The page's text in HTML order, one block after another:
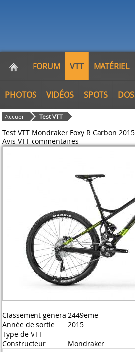
FORUM VTT MATÉRIEL
PHOTOS VIDÉOS SPOTS
Accueil Test VTT
Test VTT Mondraker Foxy R Carbon 2015
Avis VTT commentaires
Classement général2449ème
Année de sortie
2015
Type de VTT
Constructeur
Mondraker